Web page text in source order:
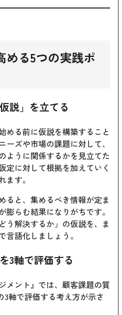
める5つの実践ポ
説」を立てる
める前に仮説を構築すること
ズや市場の課題に対して、
ように関係するかを見立てた
定に対して根拠を加えていく
ます。
ると、集めるべき情報が定ま
膨らむ結果になりがちです。
う解決するか」の仮説を、ま
言語化しましょう。
3軸で評価する
メント』では、顧客課題の質
軸で評価する考え方が示さ